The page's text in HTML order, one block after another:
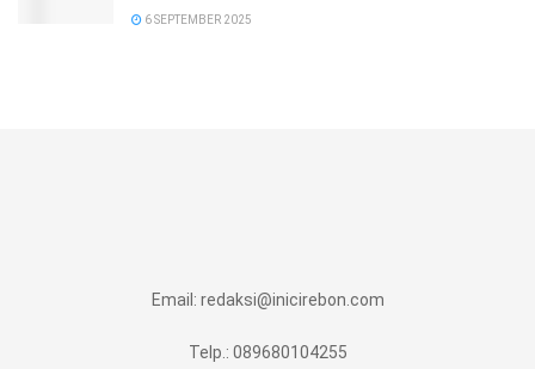
6 SEPTEMBER 2025
Email: redaksi@inicirebon.com
Telp.: 089680104255